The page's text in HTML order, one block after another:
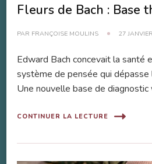
Fleurs de Bach : Base
PAR FRANÇOISE MOULINS 27
Edward Bach concevait la santé
système de pensée qui dépasse
Une nouvelle base de
CONTINUER LA LECTURE